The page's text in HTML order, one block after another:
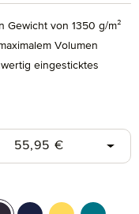
Gewicht von 1350 g/m²
Volumen
eingesticktes
Regulärer Preis:
55,95 €